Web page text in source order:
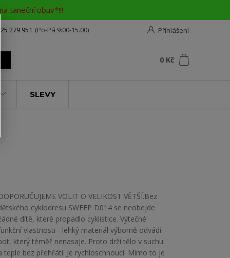
taneční obuv*!!!
Přihlášení
725 279 951 (Po-Pá 9:00-15.00)
0 Kč
SLEVY
VOLIT O VELIKOST VĚTŠÍ.Bez
cyklodresu SWEEP D014 se neobejde
dítě, které propadlo cyklistice. Výtečné
vlastnosti - lehký materiál výborně odvádí
který téměř nenasaje. Proto drží tělo v suchu
teple bez přehřátí. Je rychloschnoucí. Mimo to je